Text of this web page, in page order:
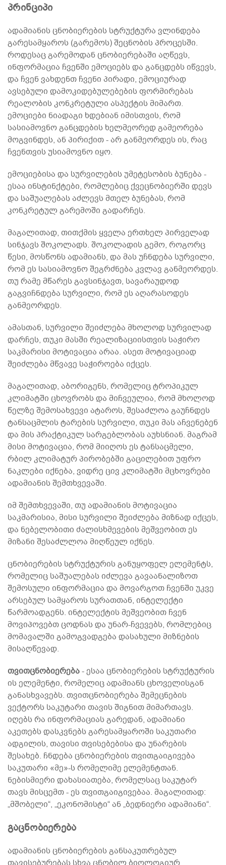
პრინციპი
ადამიანის ცნობიერების სტრუქტურა ვლინდება
გარესამყაროს (გარემოს) შეცნობის პროცესში.
როდესაც გარემოდან ცნობიერებაში აღწევს,
ინფორმაცია ჩვენში ემოციებს და განცდებს იწვევს,
და ჩვენ ვახდენთ ჩვენი პირადი, ემოციურად
ავსებული დამოკიდებულებების ფორმირებას
რეალობის კონკრეტული ასპექტის მიმართ.
ემოციები ნიადაგი ხდებიან იმისთვის, რომ
სასიამოვნო განცდების ხელმეორედ გამეორება
მოგვინდეს, ან პირიქით - არ განმეორდეს ის, რაც
ჩვენთვის უსიამოვნო იყო.
ემოციებისა და სურვილების უმეტესობის ბუნება -
ესაა ინსტინქტები, რომლებიც ქვეცნობიერში დევს
და საშუალებას აძლევს მთელ ბუნებას, რომ
კონკრეტულ გარემოში გადარჩეს.
მაგალითად, თითქმის ყველა ერთხელ პირველად
სინჯავს შოკოლადს. შოკოლადის გემო, როგორც
წესი, მოსწონს ადამიანს, და მას უჩნდება სურვილი,
რომ ეს სასიამოვნო შეგრძნება კვლავ განმეორდეს.
თუ რამე მწარეს გავსინჯავთ, სავარაუდოდ
გაგვიჩნდება სურვილი, რომ ეს აღარასოდეს
განმეორდეს.
ამასთან, სურვილი შეიძლება მხოლოდ სურვილად
დარჩეს, თუკი მასში რეალიზაციისთვის საჭირო
საკმარისი მოტივაცია არაა. ასეთ მოტივაციად
შეიძლება მწვავე საჭიროება იქცეს.
მაგალითად, აბორიგენს, რომელიც ტროპიკულ
კლიმატში ცხოვრობს და მიჩვეულია, რომ მხოლოდ
წელზე შემოსახვევი ატაროს, შესაძლოა გაუჩნდეს
ტანსაცმლის ტარების სურვილი, თუკი მას აჩვენებენ
და მის პრაქტიკულ სარგებლობას აუხსნიან. მაგრამ
მისი მოტივაცია, რომ მიიღოს ეს ტანსაცმელი,
რბილ კლიმატურ პირობებში გაცილებით უფრო
ნაკლები იქნება, ვიდრე ცივ კლიმატში მცხოვრები
ადამიანის შემთხვევაში.
იმ შემთხვევაში, თუ ადამიანის მოტივაცია
საკმარისია, მისი სურვილი შეიძლება მიზნად იქცეს,
და ნებელობითი ძალისხმევების მეშვეობით ეს
მიზანი შესაძლლოა მიღწეულ იქნეს.
ცნობიერების სტრუქტურის განუყოფელ ელემენტს,
რომელიც საშუალებას იძლევა გავაანალიზოთ
შემოსული ინფორმაცია და მოვარგოთ ჩვენში უკვე
არსებულ სამყაროს სურათთან, ინტელექტი
წარმოადგენს. ინტელექტის მეშვეობით ჩვენ
მოვიპოვებთ ცოდნას და უნარ-ჩვევებს, რომლებიც
მომავალში გამოგვადგება დასახული მიზნების
მისაღწევად.
თვითცნობიერება- ესაა ცნობიერების სტრუქტურის
ის ელემენტი, რომელიც ადამიანს ცხოველისგან
განასხვავებს. თვითცნობიერება შემეცნების
ვექტორს საკუტარი თავის შიგნით მიმართავს.
იღებს რა ინფორმაციას გარედან, ადამიანი
აკეთებს დასკვნებს გარესამყაროში საკუთარი
ადგილის, თავისი თვისებებისა და უნარების
შესახებ. ჩნდება ცნობიერების თვითგაიგივება
საკუთარი «მე»-ს რომელიმე ელემენტთან.
ნებისმიერი დახასიათება, რომელსაც საკუტარ
თავს მისცემთ - ეს თვითგაიგივებაა. მაგალითად:
„მშობელი“, „ეკონომისტი“ ან „ბედნიერი ადამიანი“.
გაცნობიერება
ადამიანის ცნობიერების განსაკუთრებულ
თავისებურებას სხვა ცნობილ ბიოლოგიურ